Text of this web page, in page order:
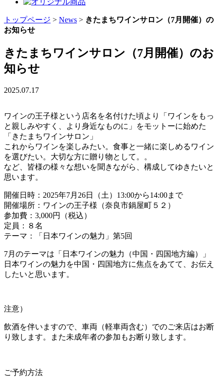
トップページ > News > きたまちワインサロン（7月開催）の
お知らせ
きたまちワインサロン（7月開催）のお
知らせ
2025.07.17
ワインの王子様という店名を名付けた頃より「ワインをもっ
と親しみやすく、より身近なものに」をモットーに始めた
「きたまちワインサロン」
これからワインを楽しみたい。食事と一緒に楽しめるワイン
を選びたい。大切な方に贈り物として。。
など、皆様の様々な想いを聞きながら、構成してゆきたいと
思います。
開催日時：2025年7月26日（土）13:00から14:00まで
開催場所：ワインの王子様（奈良市鍋屋町５２）
参加費：3,000円（税込）
定員：８名
テーマ：「日本ワインの魅力」第5回
7月のテーマは「日本ワインの魅力（中国・四国地方編）」
日本ワインの魅力を中国・四国地方に焦点をあてて、お伝え
したいと思います。
注意）
飲酒を伴いますので、車両（軽車両含む）でのご来店はお断
り致します。また未成年者の参加もお断り致します。
ご予約方法